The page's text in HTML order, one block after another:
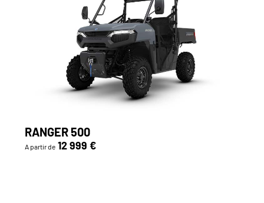
RANGER 500
A partir de 12 999 €